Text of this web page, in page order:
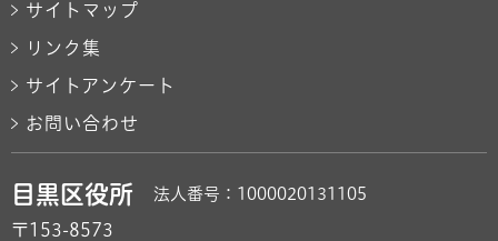
サイトマップ
リンク集
サイトアンケート
お問い合わせ
目黒区役所 法人番号：1000020131105
〒153-8573